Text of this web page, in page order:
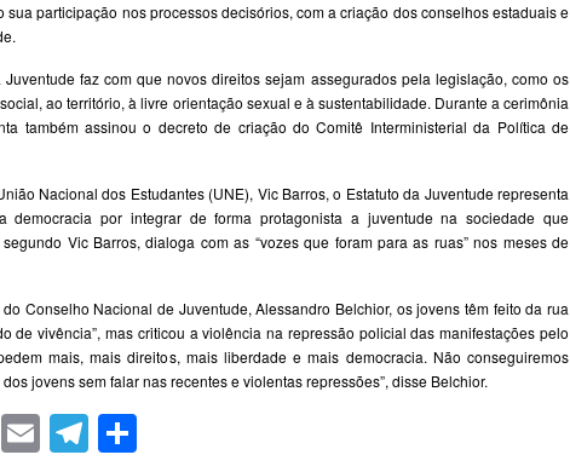
sua participação nos processos decisórios, com a criação dos conselhos estaduais e
faz com que novos direitos sejam assegurados pela legislação, como os
ao território, à livre orientação sexual e à sustentabilidade. Durante a cerimônia
também assinou o decreto de criação do Comitê Interministerial da Política de
Nacional dos Estudantes (UNE), Vic Barros, o Estatuto da Juventude representa
democracia por integrar de forma protagonista a juventude na sociedade que
segundo Vic Barros, dialoga com as “vozes que foram para as ruas” nos meses de
Conselho Nacional de Juventude, Alessandro Belchior, os jovens têm feito da rua
de vivência”, mas criticou a violência na repressão policial das manifestações pelo
mais, mais direitos, mais liberdade e mais democracia. Não conseguiremos
jovens sem falar nas recentes e violentas repressões”, disse Belchior.
WhatsApp
EmailTelegram